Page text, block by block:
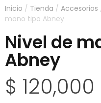
Inicio / Tienda / Accesorios
mano tipo Abney
Nivel de
Abney
$ 120,000